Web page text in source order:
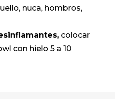
nuca, hombros,
colocar
con hielo 5 a 10